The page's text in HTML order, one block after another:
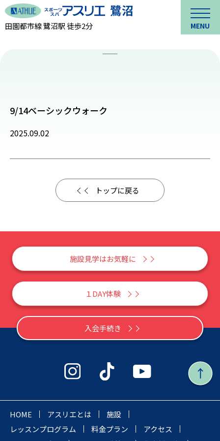
田園都市線 鷺沼駅 徒歩2分 MENU
9/14ベーシックウォーク
2025.09.02
トップに戻る
施設見学はお気軽に
１DAY体験
入会手続き
HOME アスリエとは
施設
レッスンプログラム
料金プラン
アクセス